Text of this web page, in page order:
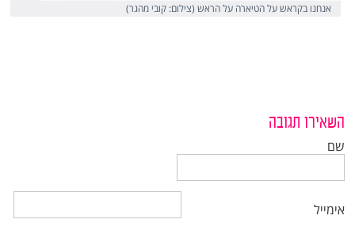
אנחנו בקראש על הטיארה על הראש (צילום: קובי מהגר)
השאירו תגובה
שם
אימייל